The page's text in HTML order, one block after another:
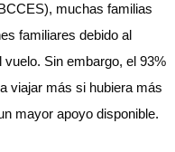
muchas familias
familiares debido al
Sin embargo, el 93%
viajar más si hubiera más
mayor apoyo disponible.